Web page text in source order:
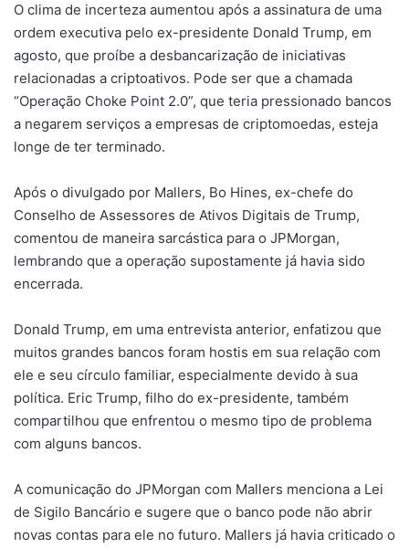
O clima de incerteza aumentou após a assinatura de uma
ordem executiva pelo ex-presidente Donald Trump, em
agosto, que proíbe a desbancarização de iniciativas
relacionadas a criptoativos. Pode ser que a chamada
“Operação Choke Point 2.0”, que teria pressionado bancos
a negarem serviços a empresas de criptomoedas, esteja
longe de ter terminado.
Após o divulgado por Mallers, Bo Hines, ex-chefe do
Conselho de Assessores de Ativos Digitais de Trump,
comentou de maneira sarcástica para o JPMorgan,
lembrando que a operação supostamente já havia sido
encerrada.
Donald Trump, em uma entrevista anterior, enfatizou que
muitos grandes bancos foram hostis em sua relação com
ele e seu círculo familiar, especialmente devido à sua
política. Eric Trump, filho do ex-presidente, também
compartilhou que enfrentou o mesmo tipo de problema
com alguns bancos.
A comunicação do JPMorgan com Mallers menciona a Lei
de Sigilo Bancário e sugere que o banco pode não abrir
novas contas para ele no futuro. Mallers já havia criticado o